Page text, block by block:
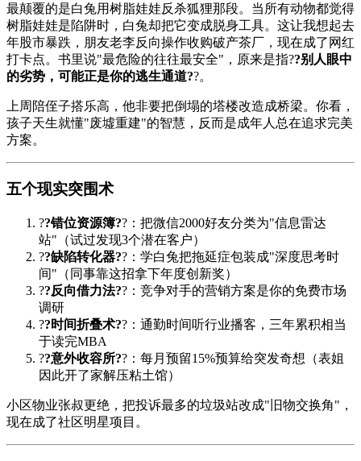
最颠覆的是白兔用树脂娃娃反杀狐狸那段。当所有动物都觉得
树脂娃娃是陷阱时，白兔却把它变成脱身工具。这让我想起去
年股市暴跌，朋友老李反向操作收购破产茶厂，现在成了网红
打卡点。书里说"最危险的往往最安全"，原来是指??别人眼中
的劣势，可能正是你的逃生通道??。
上周陪侄子搭乐高，他非要把倒塌的塔楼改造成桥梁。你看，
孩子天生就懂"废墟重建"的智慧，反而是成年人总在追求完美
方案。
五个现实突围术
??错位资源簿??：把微信2000好友分类为"信息雷达
站"（试过发现3个潜在客户）
??缺陷转化器??：学白兔把拖延症包装成"深度思考时
间"（同事靠这招拿下年度创新奖）
??反向借力法??：竞争对手的营销方案是你的免费市场
调研
??时间折叠术??：通勤时间听行业播客，三年累积相当
于读完MBA
??意外收容所??：每月预留15%预算给突发奇想（表姐
因此开了家解压粘土馆）
小区物业张叔更绝，把投诉最多的垃圾站改成"旧物交换角"，
现在成了社区明星项目。